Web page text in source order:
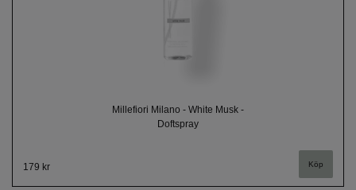
Millefiori Milano - White Musk -
Doftspray
179 kr